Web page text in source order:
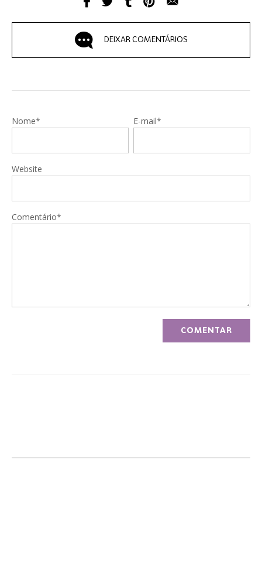
DEIXAR COMENTÁRIOS
Nome* E-mail*
Website
Comentário*